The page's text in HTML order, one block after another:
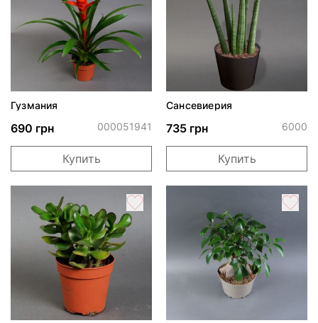
Гузмания
690 грн 000051941
Купить
Сансевиерия
735 грн 6000
Купить